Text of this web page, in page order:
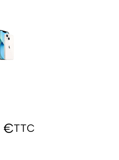
€TTC